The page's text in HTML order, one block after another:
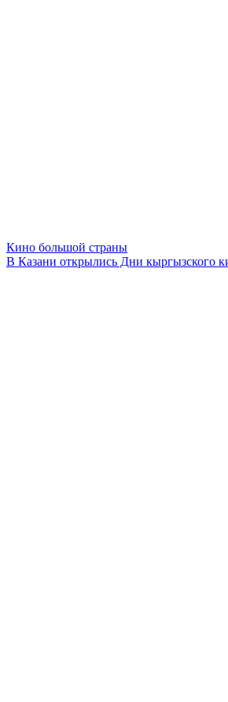
Кино большой страны
В Казани открылись Дни кыргызского